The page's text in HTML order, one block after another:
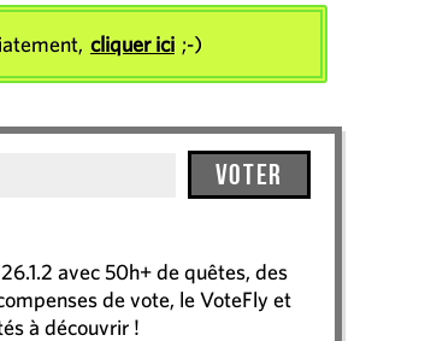
cliquer ici ;-)
Voter
avec 50h+ de quêtes, des
de vote, le VoteFly et
à découvrir !